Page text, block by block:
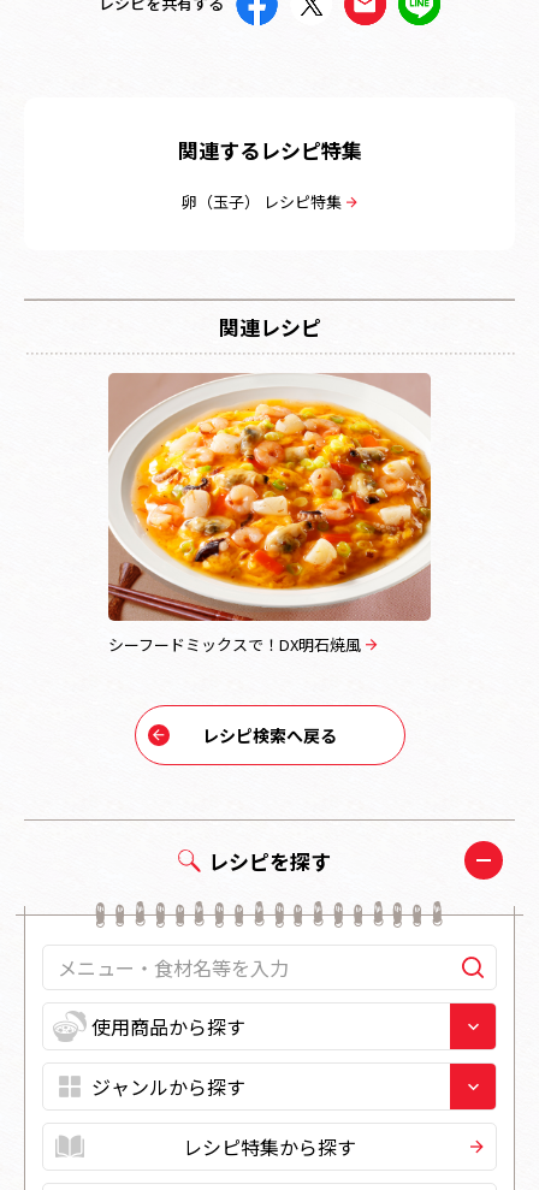
レシピを探す
レシピ特集から探す
関連するレシピ特集
卵（玉子） レシピ特集
関連レシピ
シーフードミックスで！DX明石焼風
レシピ検索へ戻る